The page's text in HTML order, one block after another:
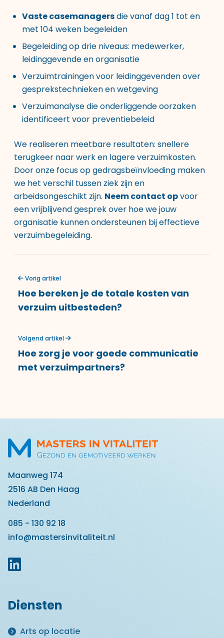
Vaste casemanagersdie vanaf dag 1 tot en
met 104 weken begeleiden
Begeleiding op drie niveaus: medewerker,
leidinggevende en organisatie
Verzuimtrainingen voor leidinggevenden over
gesprekstechnieken en wetgeving
Verzuimanalyse die onderliggende oorzaken
identificeert voor preventiebeleid
We realiseren meetbare resultaten: snellere
terugkeer naar werk en lagere verzuimkosten.
Door onze focus op gedragsbeïnvloeding maken
we het verschil tussen ziek zijn en
arbeidsongeschikt zijn. Neem contact opvoor
een vrijblijvend gesprek over hoe we jouw
organisatie kunnen ondersteunen bij effectieve
verzuimbegeleiding.
Vorig artikel
Hoe bereken je de totale kosten van
verzuim uitbesteden?
Volgend artikel
Hoe zorg je voor goede communicatie
met verzuimpartners?
Maanweg 174
2516 AB Den Haag
Nederland
085 - 130 92 18
info@mastersinvitaliteit.nl
Diensten
Arts op locatie